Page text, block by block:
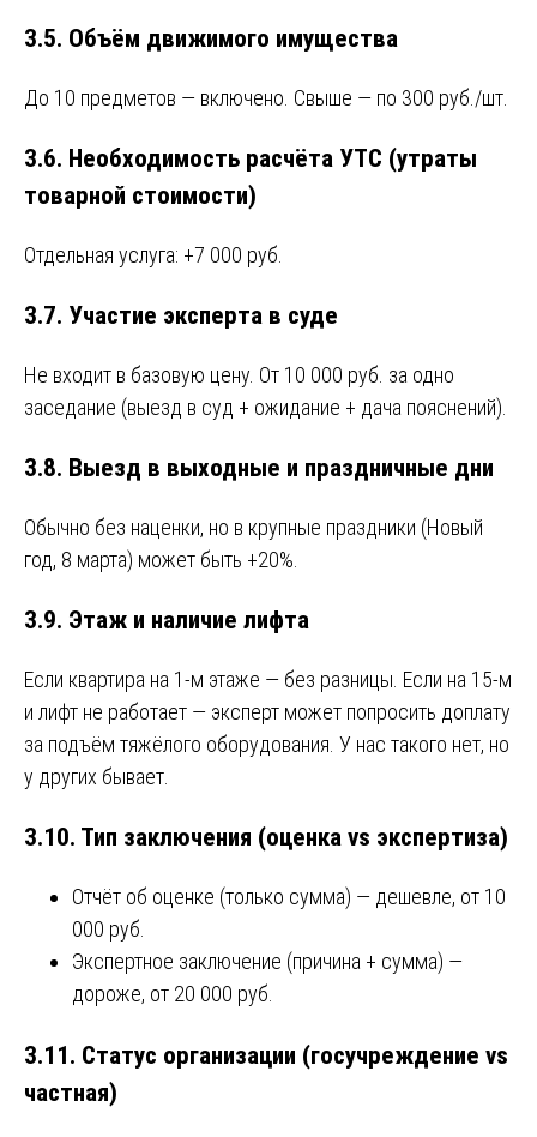
3.5. Объём движимого имущества
До 10 предметов — включено. Свыше — по 300 руб./шт.
3.6. Необходимость расчёта УТС (утраты
товарной стоимости)
Отдельная услуга: +7 000 руб.
3.7. Участие эксперта в суде
Не входит в базовую цену. От 10 000 руб. за одно
заседание (выезд в суд + ожидание + дача пояснений).
3.8. Выезд в выходные и праздничные дни
Обычно без наценки, но в крупные праздники (Новый
год, 8 марта) может быть +20%.
3.9. Этаж и наличие лифта
Если квартира на 1-м этаже — без разницы. Если на 15-м
и лифт не работает — эксперт может попросить доплату
за подъём тяжёлого оборудования. У нас такого нет, но
у других бывает.
3.10. Тип заключения (оценка vs экспертиза)
Отчёт об оценке (только сумма) — дешевле, от 10
000 руб.
Экспертное заключение (причина + сумма) —
дороже, от 20 000 руб.
3.11. Статус организации (госучреждение vs
частная)